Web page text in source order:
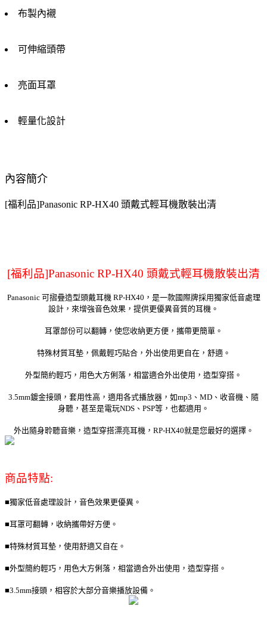
布製內襯
可伸縮頭帶
亮面耳罩
輕量化設計
內容簡介
[福利品]Panasonic RP-HX40 頭戴式輕耳機散裝出清
[福利品]Panasonic RP-HX40 頭戴式輕耳機散裝出清
Panasonic 可摺疊造型頭戴耳機 RP-HX40，是一款國際牌採用獨家低音處理
設計，來增強音色效果，提供更優異音質的耳機。
耳罩部份可以翻轉，使您收納更方便，攜帶更簡單。
特殊材質耳墊，佩戴輕巧貼合，外出使用更自在，舒適。
外型簡約輕巧，用色大方俐落，相當適合外出使用，造型穿搭。
3.5mm鍍金接頭，套用性高，適用各式播放器，如mp3、MD、收音機、隨
身聽，甚至是電玩NDS、PSP等，也都適用。
外出隨身聆聽音樂，造型穿搭漂亮耳機，RP-HX40就是您最好的選擇。
商品特點:
■獨家低音處理設計，音色效果更優異。
■耳罩可翻轉，收納攜帶好方便。
■特殊材質耳墊，使用舒適又自在。
■外型簡約輕巧，用色大方俐落，相當適合外出使用，造型穿搭。
■3.5mm接頭，相容於大部分音樂播放設備。